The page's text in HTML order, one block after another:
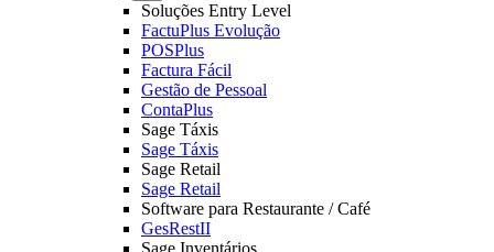
Soluções Entry Level
FactuPlus Evolução
POSPlus
Factura Fácil
Gestão de Pessoal
ContaPlus
Sage Táxis
Sage Táxis
Sage Retail
Sage Retail
Software para Restaurante / Café
GesRestII
Sage Inventários